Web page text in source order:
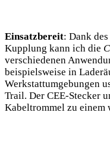
Einsatzbereit: Dank
Kupplung kann ich die
verschiedenen
beispielsweise in
Werkstattumgebungen
Trail. Der CEE-Stecker
Kabeltrommel zu